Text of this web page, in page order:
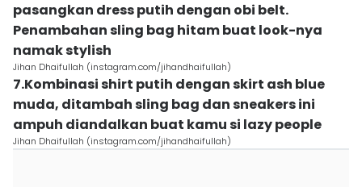
pasangkan dress putih dengan obi belt.
Penambahan sling bag hitam buat look-nya
namak stylish
Jihan Dhaifullah (instagram.com/jihandhaifullah)
7.Kombinasi shirt putih dengan skirt ash blue
muda, ditambah sling bag dan sneakers ini
ampuh diandalkan buat kamu si lazy people
Jihan Dhaifullah (instagram.com/jihandhaifullah)